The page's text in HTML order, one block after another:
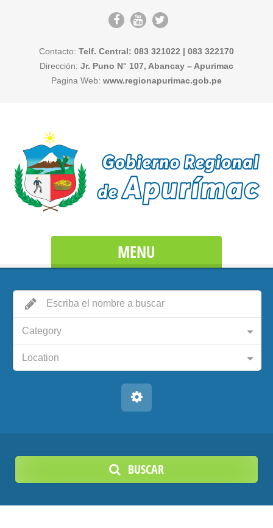
Contacto: Telf. Central: 083 321022 | 083 322170
Dirección: Jr. Puno N° 107, Abancay – Apurimac
Pagina Web: www.regionapurimac.gob.pe
MENU
Category
Location
BUSCAR